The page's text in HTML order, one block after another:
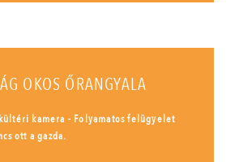
OKOS ŐRANGYALA
kamera - Folyamatos felügyelet
ott a gazda.